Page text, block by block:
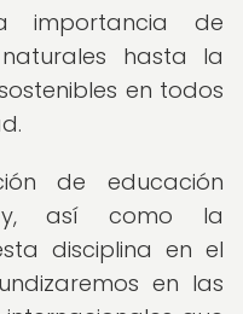
importancia de
hasta la
en todos
de educación
así como la
disciplina en el
en las